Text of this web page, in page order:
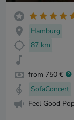
Hamburg
87 km
from 750 €
SofaConcert
Feel Good